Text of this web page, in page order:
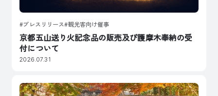
プレスリリース 観光客向け催事
京都五山送り火記念品の販売及び護摩木奉納の受
付について
2026.07.31